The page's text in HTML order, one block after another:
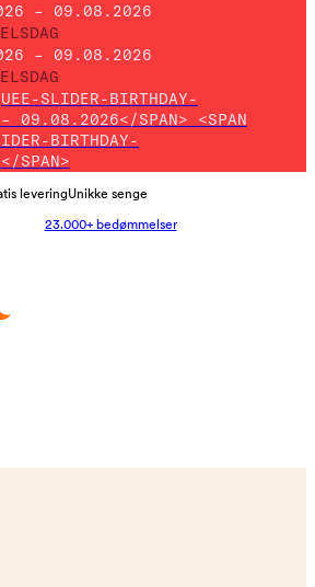
– 09.08.2026
– 09.08.2026
SLIDER-BIRTHDAY-
09.08.2026</SPAN> <SPAN
BIRTHDAY-
SPAN>
leveringUnikke senge
23.000+ bedømmelser